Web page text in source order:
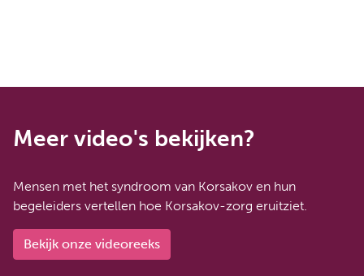
Meer video's bekijken?
Mensen met het syndroom van Korsakov en hun
begeleiders vertellen hoe Korsakov-zorg eruitziet.
Bekijk onze videoreeks